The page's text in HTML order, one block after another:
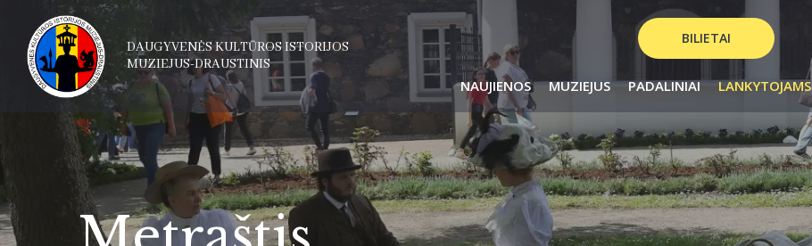
DAUGYVENĖS KULTŪROS ISTORIJOS
MUZIEJUS-DRAUSTINIS
BILIETAI
NAUJIENOS MUZIEJUS PADALINIAI LANKYTOJAMS